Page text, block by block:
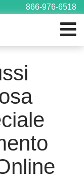
866-976-6518